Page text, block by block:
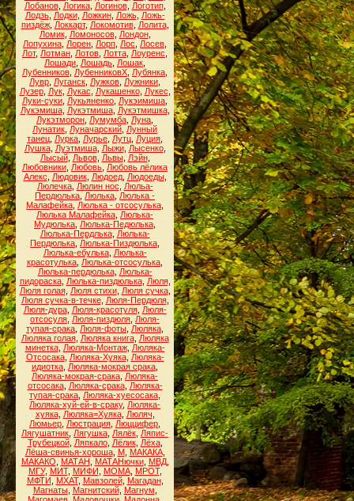
Лобанов, Логика, Логинов, Логотип,
Лодзь, Лодки, Ложкин, Ложь, Ложь-
пиздёж, Локкарт, Локомотив, Лолита,
Ломик, Ломоносов, Лондон,
Лопухина Лорен Лорп Лос Лосев
Лот, Лотман Лотов Лотта Лоуренс
Лошади Лошадь Лошак
Лубенников ЛубенниковХ Лубянка
Лувр Луганск Лужков Лужники
Лузер, Лук, Лукас Лукашенко, Лукес
Луки-суки Лукьяненко Лукэимиша
Лукэмиша, Лукэтмиша, Лукэтмишка,
Лукэтморон Лумумба Луна
Лунатик Луначарский Лунный
танец Лурка Лурье Лутц Луция
Лушка, Луэтмиша, Лыжи, Лысенко,
Лысый, Львов, Львы, Лэйн,
Любовники Любовь Любовь лёлика
Алекс
Людовик, Людоед, Людоеды,
Люлечка, Люлин нос
Люльа-
Пердюлька Люлька Люлька -
Малафейка Люлька - отсосулька
Люлька Малафейка Люлька-
Мудюлька Люлька-Педюлька
Люлька-Пердлька, Люлька-
Пердюлька Люлька-Пиздюлька
Люлька-ебулька, Люлька-
красотулька Люлька-отсосулька
Люлька-пердюлька, Люлька-
пидораска, Люлька-пиздюлька, Люля,
Люля голая, Люля стихи, Люля сучка,
Люля сучка-в-течке, Люля-Пердюля,
Люля-дура, Люля-красотуля, Люля-
отсосуля Люля-пиздюля Люля-
тупая-срака Люля-фоты Люляка
Люляка голая, Люляка книга, Люляка
минетка, Люляка-Монтаж, Люляка-
Отсосака, Люляка-Хуяка, Люляка-
идиотка Люляка-мокрая срака
Люляка-мокрая-срака Люляка-
отсосака, Люляка-срака, Люляка-
тупая-срака Люляка-хуесосака
Люляка-хуй-ей-в-сраку, Люляка-
хуяка, Люляка=Хуяка, Люляч
Люмьер Люстрация Люццифер
Лягушатник Лягушка Лялёк Ляпис-
Трубецкой, Ляпкало, Лёлик, Лёха,
Лёша-свинья-хороша, М, МАКАКА,
МАКАКО
МАТАН МАТАНючки, МВД,
МГУ, МИТ, МИФИ МОМА, МРОТ,
МФТИ
МХАТ, Мавзолей, Магадан,
Магнаты, Магнитский, Магнум